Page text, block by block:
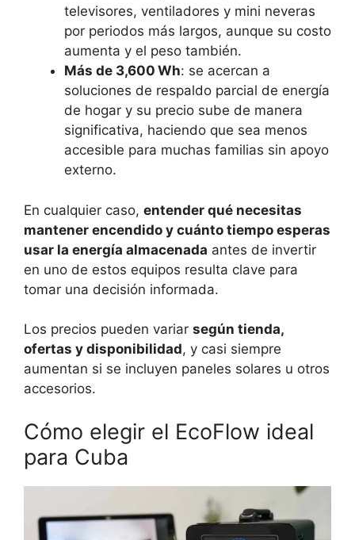
televisores, ventiladores y mini neveras
por periodos más largos, aunque su costo
aumenta y el peso también.
Más de 3,600 Wh: se acercan a
soluciones de respaldo parcial de energía
de hogar y su precio sube de manera
significativa, haciendo que sea menos
accesible para muchas familias sin apoyo
externo.
En cualquier caso, entender qué necesitas
mantener encendido y cuánto tiempo esperas
usar la energía almacenada antes de invertir
en uno de estos equipos resulta clave para
tomar una decisión informada.
Los precios pueden variar según tienda,
ofertas y disponibilidad, y casi siempre
aumentan si se incluyen paneles solares u otros
accesorios.
Cómo elegir el EcoFlow ideal
para Cuba